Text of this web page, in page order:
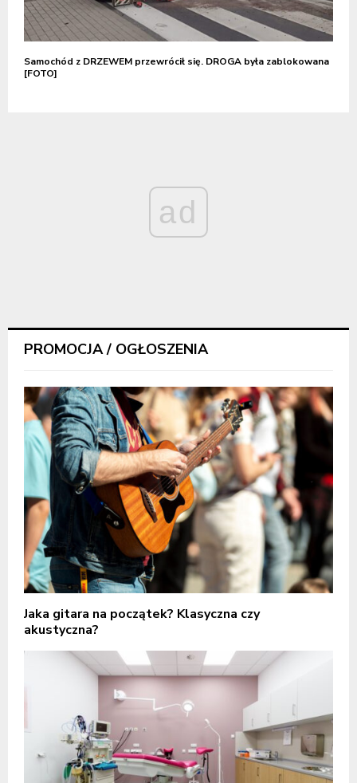
Samochód z DRZEWEM przewrócił się. DROGA była zablokowana
[FOTO]
ad
PROMOCJA / OGŁOSZENIA
Jaka gitara na początek? Klasyczna czy
akustyczna?